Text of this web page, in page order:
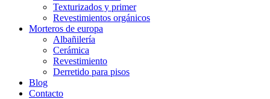
Texturizados y primer
Revestimientos orgánicos
Morteros de europa
Albañilería
Cerámica
Revestimiento
Derretido para pisos
Blog
Contacto